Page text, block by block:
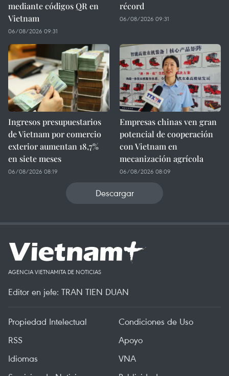
mediante códigos QR en
Vietnam
06/08/2026 09:31
récord
06/08/2026 09:31
Ingresos presupuestarios
de Vietnam por comercio
exterior aumentan 18,7%
en siete meses
06/08/2026 08:19
Empresas chinas ven gran
potencial de cooperación
con Vietnam en
mecanización agrícola
06/08/2026 08:09
Descargar
AGENCIA VIETNAMITA DE NOTICIAS
Editor en jefe: TRAN TIEN DUAN
Propiedad Intelectual
Condiciones de Uso
RSS
Apoyo
Idiomas
VNA